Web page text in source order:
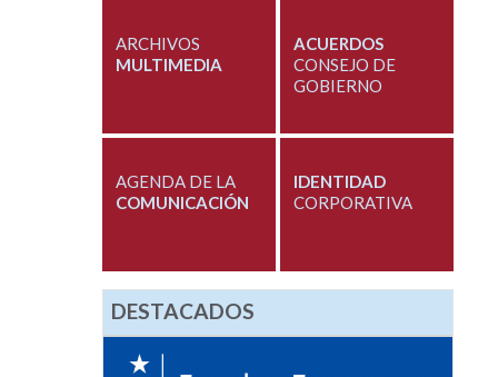
ARCHIVOS
MULTIMEDIA
ACUERDOS
CONSEJO DE
GOBIERNO
AGENDA DE LA
COMUNICACIÓN
IDENTIDAD
CORPORATIVA
DESTACADOS